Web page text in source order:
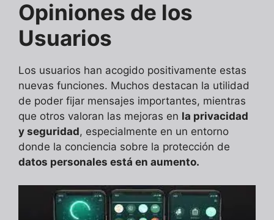
Opiniones de los
Usuarios
Los usuarios han acogido positivamente estas
nuevas funciones. Muchos destacan la utilidad
de poder fijar mensajes importantes, mientras
que otros valoran las mejoras en la privacidad
y seguridad, especialmente en un entorno
donde la conciencia sobre la protección de
datos personales está en aumento.